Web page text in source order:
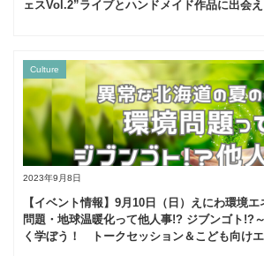
ェスVol.2”ライブとハンドメイド作品に出会
2023年9月8日
Culture
【イベント情報】9月10日（日）えにわ環境
問題・地球温暖化って他人事!? ジブンゴト!?
く学ぼう！ トークセッション＆こども向け